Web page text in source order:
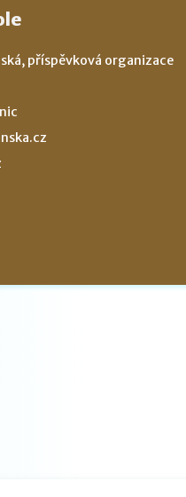
příspěvková organizace